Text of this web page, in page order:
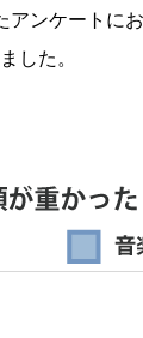
ンケートに
した。